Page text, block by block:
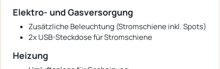
Elektro- und Gasversorgung
Zusätzliche Beleuchtung (Stromschiene inkl. Spots)
2x USB-Steckdose für Stromschiene
Heizung